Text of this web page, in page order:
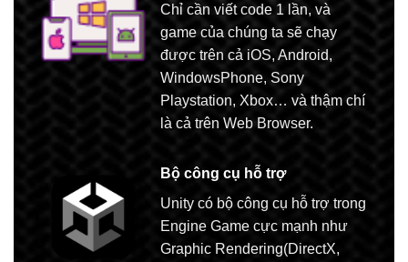
Chỉ cần viết code 1 lần, và
game của chúng ta sẽ chạy
được trên cả iOS, Android,
WindowsPhone, Sony
Playstation, Xbox… và thậm chí
là cả trên Web Browser.
Bộ công cụ hỗ trợ
Unity có bộ công cụ hỗ trợ trong
Engine Game cực mạnh như
Graphic Rendering(DirectX,